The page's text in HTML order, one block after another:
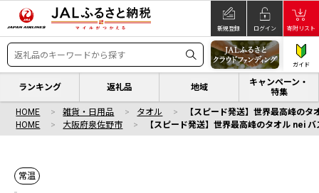
新規登録 ログイン 寄附リスト
ガイド
ランキング 返礼品 地域
キャンペーン・
特集
HOME 雑貨・日用品 タオル
【スピード発送】世界最高峰の
HOME
大阪府泉佐野市 【スピード発送】世界最高峰のタオル nei
常温